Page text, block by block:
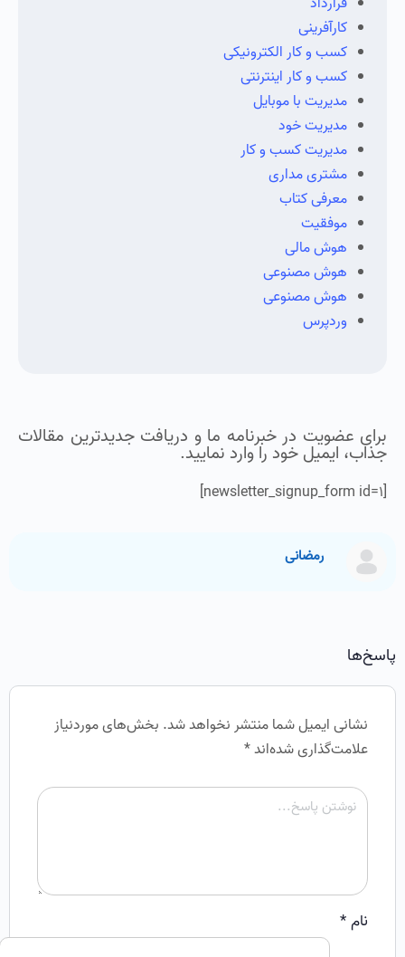
کارآفرینی
کسب و کار الکترونیکی
کسب و کار اینترنتی
مدیریت با موبایل
مدیریت خود
مدیریت کسب و کار
مشتری مداری
معرفی کتاب
موفقیت
هوش مالی
هوش مصنوعی
هوش مصنوعی
وردپرس
برای عضویت در خبرنامه ما و دریافت جدیدترین مقالات
جذاب، ایمیل خود را وارد نمایید.
[newsletter_signup_form id=1]
رمضانی
پاسخ‌ها
نشانی ایمیل شما منتشر نخواهد شد. بخش‌های موردنیاز
علامت‌گذاری شده‌اند*
نام*